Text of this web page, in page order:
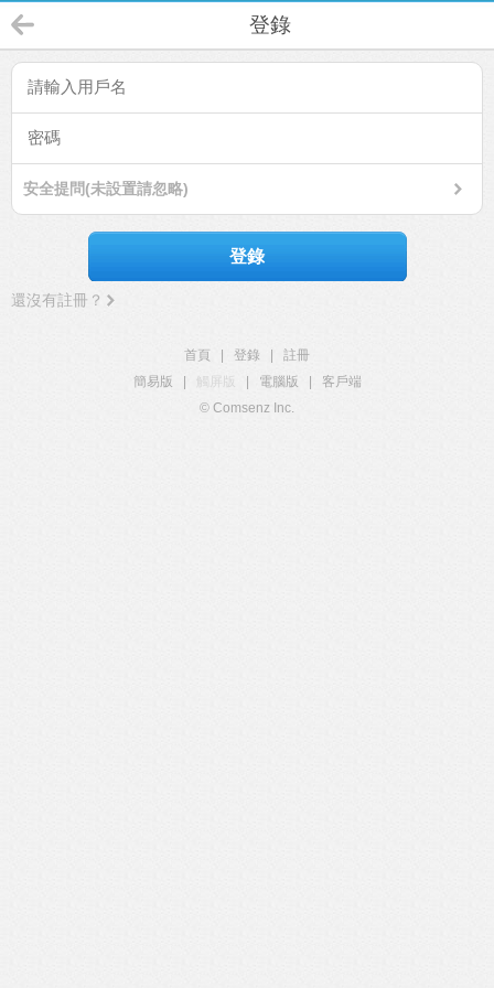
登錄
安全提問(未設置請忽略)
登錄
還沒有註冊？
首頁 登錄
註冊
簡易版
觸屏版 電腦版
客戶端
© Comsenz Inc.